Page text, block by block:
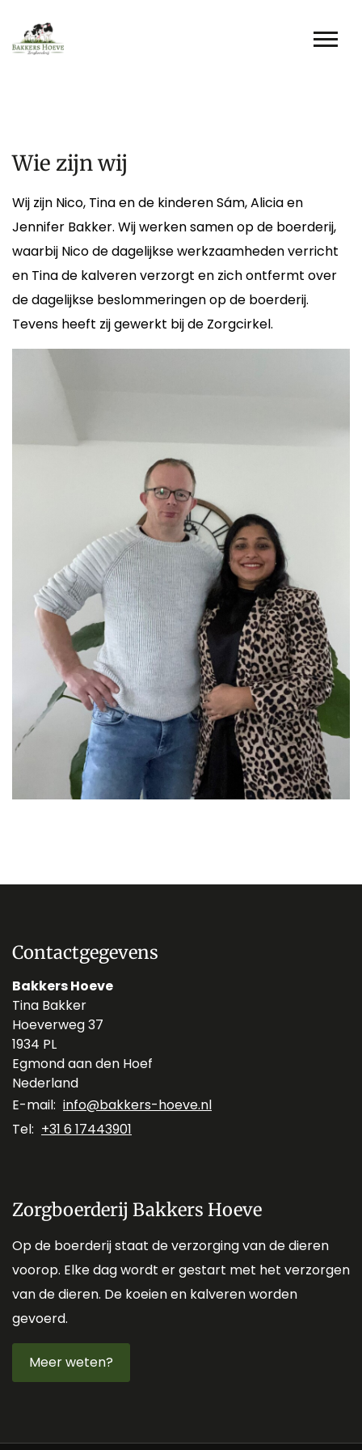
Wie zijn wij
Wij zijn Nico, Tina en de kinderen Sám, Alicia en
Jennifer Bakker. Wij werken samen op de boerderij,
waarbij Nico de dagelijkse werkzaamheden verricht
en Tina de kalveren verzorgt en zich ontfermt over
de dagelijkse beslommeringen op de boerderij.
Tevens heeft zij gewerkt bij de Zorgcirkel.
Contactgegevens
Bakkers Hoeve
Tina Bakker
Hoeverweg 37
1934 PL
Egmond aan den Hoef
Nederland
E-mail: info@bakkers-hoeve.nl
Tel: +31 6 17443901
Zorgboerderij Bakkers Hoeve
Op de boerderij staat de verzorging van de dieren
voorop. Elke dag wordt er gestart met het verzorgen
van de dieren. De koeien en kalveren worden
gevoerd.
Meer weten?